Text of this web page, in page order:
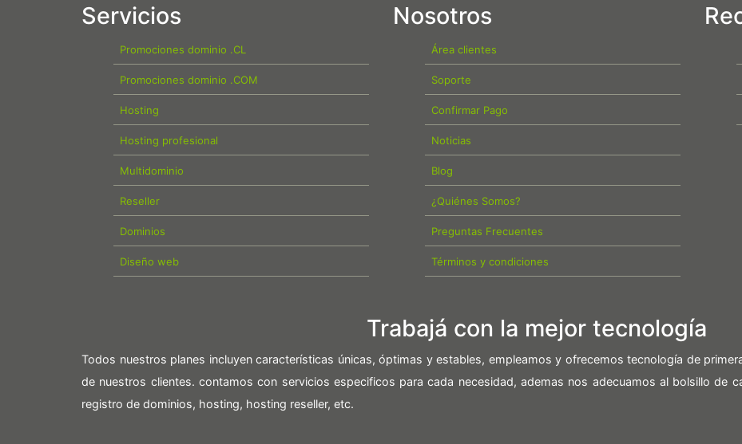
Servicios
Promociones dominio .CL
Promociones dominio .COM
Hosting
Hosting profesional
Multidominio
Reseller
Dominios
Diseño web
Nosotros
Área clientes
Soporte
Confirmar Pago
Noticias
Blog
¿Quiénes Somos?
Preguntas Frecuentes
Términos y condiciones
Trabajá con la mejor tecnología
Todos nuestros planes incluyen características únicas, óptimas y estables, empleamos y ofrecemos tecnología de
de nuestros clientes. contamos con servicios especificos para cada necesidad, ademas nos adecuamos al bolsillo de
registro de dominios, hosting, hosting reseller, etc.